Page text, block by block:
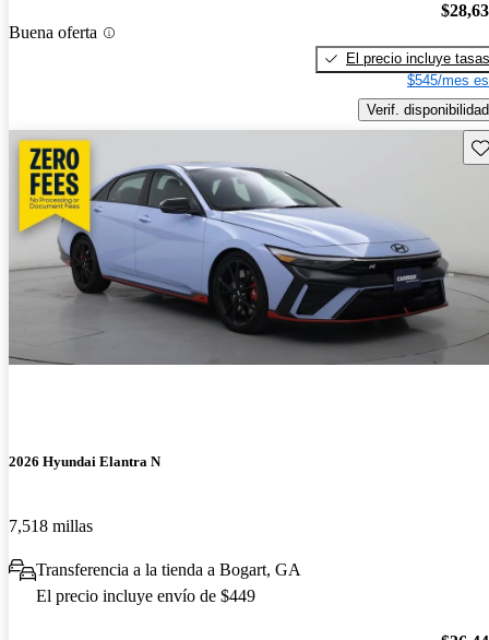
Buena oferta
El precio incluye tasas
$545/mes
Verif. disponibilidad
2026 Hyundai Elantra N
7,518 millas
Transferencia a la tienda a Bogart, GA
El precio incluye envío de $449